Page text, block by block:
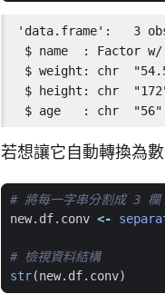
'data.frame':   3
$ name  : Factor
$ weight: chr
$ height: chr
$ age   : chr  "56"
若想讓它自動轉換為
# 將每一字串分割成 3
new.df.conv <-
# 檢視資料結構
str(new.df.conv)